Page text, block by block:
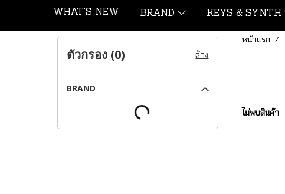
WHAT'S NEW BRAND KEYS & SYNTH
หน้าแรก
ไม่พบสินค้า
ตัวกรอง (0) ล้าง
BRAND